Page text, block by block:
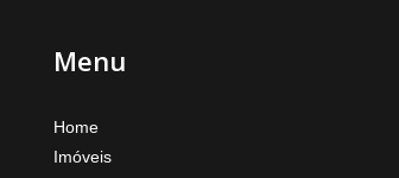
Menu
Home
Imóveis